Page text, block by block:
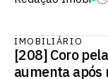
IMOBILIÁRIO
[208] Coro
aumenta após